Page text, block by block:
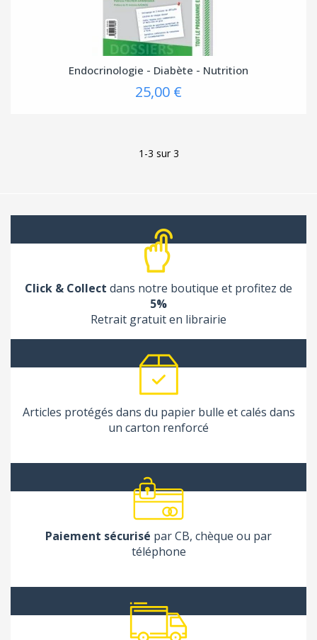
Endocrinologie - Diabète - Nutrition
25,00 €
1-3 sur 3
Click & Collect dans notre boutique et profitez de
5%
Retrait gratuit en librairie
Articles protégés dans du papier bulle et calés dans
un carton renforcé
Paiement sécurisé par CB, chèque ou par
téléphone